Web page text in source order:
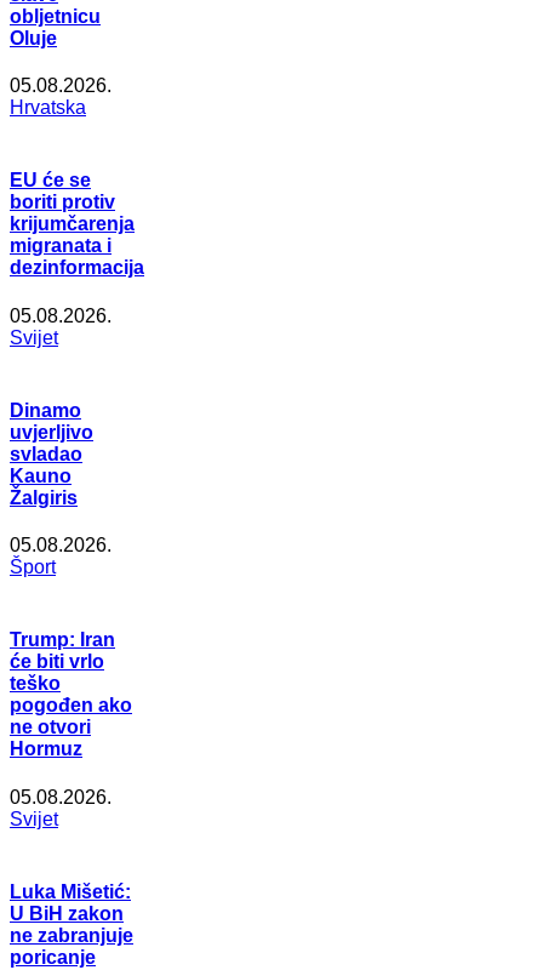
obljetnicu
Oluje
05.08.2026.
Hrvatska
EU će se
boriti protiv
krijumčarenja
migranata i
dezinformacija
05.08.2026.
Svijet
Dinamo
uvjerljivo
svladao
Kauno
Žalgiris
05.08.2026.
Šport
Trump: Iran
će biti vrlo
teško
pogođen ako
ne otvori
Hormuz
05.08.2026.
Svijet
Luka Mišetić:
U BiH zakon
ne zabranjuje
poricanje